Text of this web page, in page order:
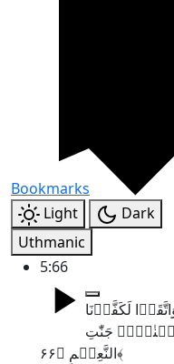
Bookmarks
Light
Dark
Uthmanic
5:66
لَکَفَّرۡنَا
جَنّٰتِ
النَّعِیۡمِ ﴿۶۶﴾